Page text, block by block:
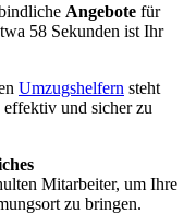
Angebote für
58 Sekunden ist Ihr
Umzugshelfern steht
effektiv und sicher zu
Mitarbeiter, um Ihre
zu bringen.